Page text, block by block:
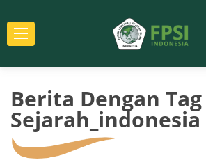
Berita Dengan Tag
Sejarah_indonesia